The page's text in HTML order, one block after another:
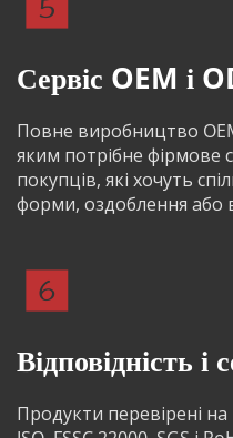
Сервіс OEM і
Повне виробництво
яким потрібне фірмове
покупців, які хочуть
форми, оздоблення або
Відповідність і
Продукти перевірені на